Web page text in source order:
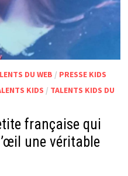
DU WEB / PRESSE KIDS
KIDS / TALENTS KIDS DU
française qui
une véritable